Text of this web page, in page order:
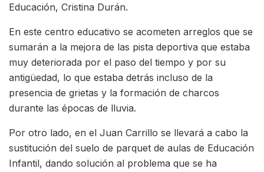
Educación, Cristina Durán.
En este centro educativo se acometen arreglos que se
sumarán a la mejora de las pista deportiva que estaba
muy deteriorada por el paso del tiempo y por su
antigüedad, lo que estaba detrás incluso de la
presencia de grietas y la formación de charcos
durante las épocas de lluvia.
Por otro lado, en el Juan Carrillo se llevará a cabo la
sustitución del suelo de parquet de aulas de Educación
Infantil, dando solución al problema que se ha